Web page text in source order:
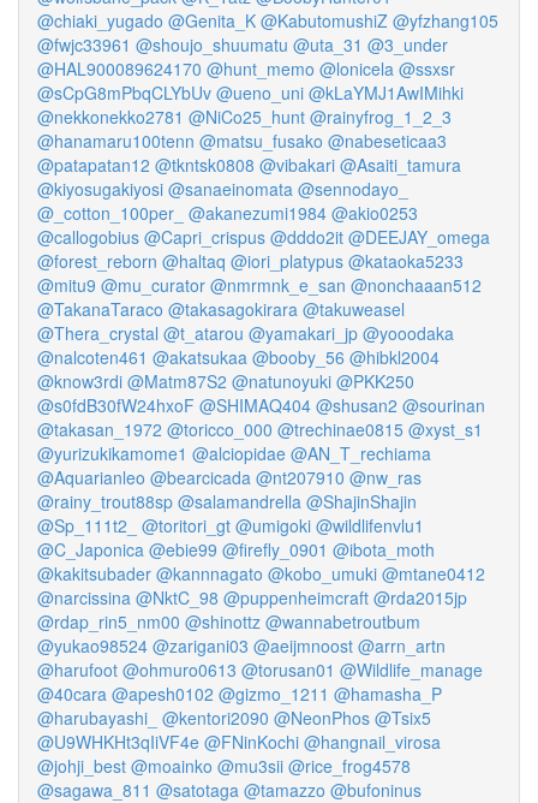
@chiaki_yugado @Genita_K @KabutomushiZ @yfzhang105
@fwjc33961 @shoujo_shuumatu @uta_31 @3_under
@HAL900089624170 @hunt_memo @lonicela @ssxsr
@sCpG8mPbqCLYbUv @ueno_uni @kLaYMJ1AwIMihki
@nekkonekko2781 @NiCo25_hunt @rainyfrog_1_2_3
@hanamaru100tenn @matsu_fusako @nabeseticaa3
@patapatan12 @tkntsk0808 @vibakari @Asaiti_tamura
@kiyosugakiyosi @sanaeinomata @sennodayo_
@_cotton_100per_ @akanezumi1984 @akio0253
@callogobius @Capri_crispus @dddo2it @DEEJAY_omega
@forest_reborn @haltaq @iori_platypus @kataoka5233
@mitu9 @mu_curator @nmrmnk_e_san @nonchaaan512
@TakanaTaraco @takasagokirara @takuweasel
@Thera_crystal @t_atarou @yamakari_jp @yooodaka
@nalcoten461 @akatsukaa @booby_56 @hibkl2004
@know3rdi @Matm87S2 @natunoyuki @PKK250
@s0fdB30fW24hxoF @SHIMAQ404 @shusan2 @sourinan
@takasan_1972 @toricco_000 @trechinae0815 @xyst_s1
@yurizukikamome1 @alciopidae @AN_T_rechiama
@Aquarianleo @bearcicada @nt207910 @nw_ras
@rainy_trout88sp @salamandrella @ShajinShajin
@Sp_111t2_
@toritori_gt @umigoki @wildlifenvlu1
@C_Japonica @ebie99 @firefly_0901 @ibota_moth
@kakitsubader @kannnagato @kobo_umuki @mtane0412
@narcissina @NktC_98 @puppenheimcraft @rda2015jp
@rdap_rin5_nm00 @shinottz @wannabetroutbum
@yukao98524 @zarigani03 @aeijmnoost @arrn_artn
@harufoot @ohmuro0613 @torusan01 @Wildlife_manage
@40cara @apesh0102 @gizmo_1211 @hamasha_P
@harubayashi_ @kentori2090 @NeonPhos @Tsix5
@U9WHKHt3qIiVF4e @FNinKochi @hangnail_virosa
@johji_best @moainko @mu3sii @rice_frog4578
@sagawa_811 @satotaga @tamazzo @bufoninus